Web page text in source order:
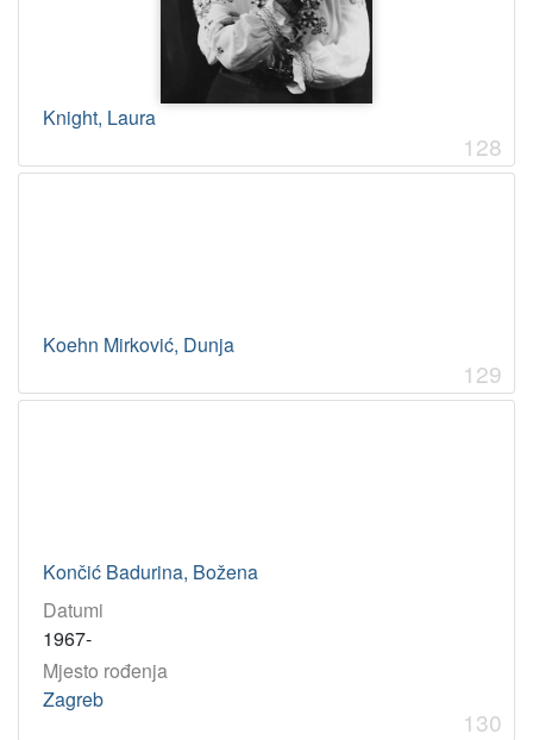
Knight, Laura
128
Koehn Mirković, Dunja
129
Končić Badurina, Božena
Datumi
1967-
Mjesto rođenja
Zagreb
130